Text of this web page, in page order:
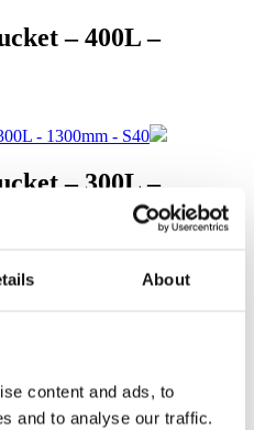
About
content and ads, to
and to analyse our traffic.
– 400L –
– 300L –